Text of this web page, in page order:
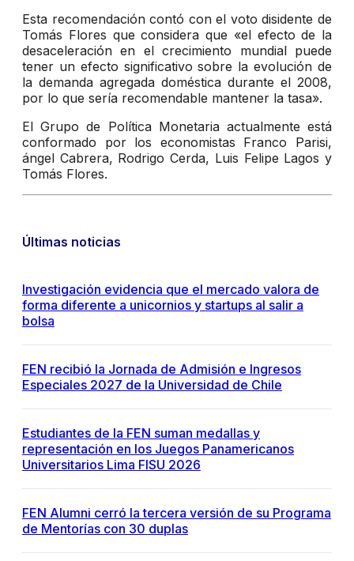
Esta recomendación contó con el voto disidente de
Tomás Flores que considera que «el efecto de la
desaceleración en el crecimiento mundial puede
tener un efecto significativo sobre la evolución de
la demanda agregada doméstica durante el 2008,
por lo que sería recomendable mantener la tasa».
El Grupo de Política Monetaria actualmente está
conformado por los economistas Franco Parisi,
ángel Cabrera, Rodrigo Cerda, Luis Felipe Lagos y
Tomás Flores.
Últimas noticias
Investigación evidencia que el mercado valora de
forma diferente a unicornios y startups al salir a
bolsa
FEN recibió la Jornada de Admisión e Ingresos
Especiales 2027 de la Universidad de Chile
Estudiantes de la FEN suman medallas y
representación en los Juegos Panamericanos
Universitarios Lima FISU 2026
FEN Alumni cerró la tercera versión de su Programa
de Mentorías con 30 duplas